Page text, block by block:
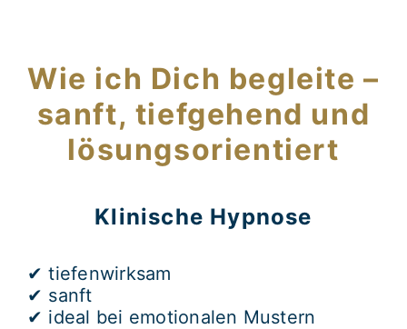
Wie ich Dich begleite –
sanft, tiefgehend und
lösungsorientiert
Klinische Hypnose
✔ tiefenwirksam
✔ sanft
✔ ideal bei emotionalen Mustern